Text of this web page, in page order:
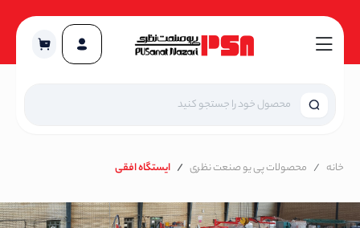
خانه محصولات پی یو صنعت نظری ایستگاه افقی